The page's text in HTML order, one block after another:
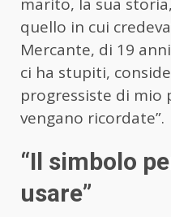
marito, la sua
quello in cui
Mercante, di 19
ci ha stupiti,
progressiste di mio
vengano ricordate”.
“Il simbolo
usare”